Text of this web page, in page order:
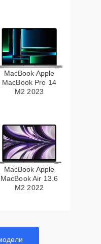
MacBook Apple
MacBook Pro 14
M2 2023
MacBook Apple
MacBook Air 13.6
M2 2022